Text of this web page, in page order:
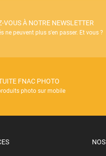
VOUS À NOTRE NEWSLETTER
ne peuvent plus s'en passer. Et vous ?
FNAC PHOTO
photo sur mobile